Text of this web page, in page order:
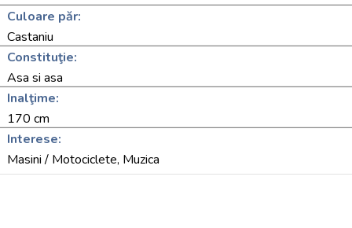
Culoare păr:
Castaniu
Constituţie:
Asa si asa
Inalţime:
170 cm
Interese:
Masini / Motociclete, Muzica